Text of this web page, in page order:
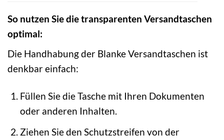
So nutzen Sie die transparenten Versandtaschen
optimal:
Die Handhabung der Blanke Versandtaschen ist
denkbar einfach:
Füllen Sie die Tasche mit Ihren Dokumenten
oder anderen Inhalten.
Ziehen Sie den Schutzstreifen von der